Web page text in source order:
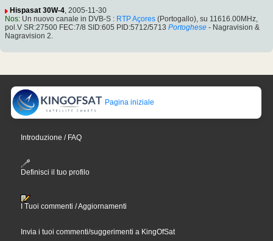
Hispasat 30W-4, 2005-11-30
Nos: Un nuovo canale in DVB-S : RTP Açores (Portogallo), su 11616.00MHz,
pol.V SR:27500 FEC:7/8 SID:605 PID:5712/5713 Portoghese - Nagravision &
Nagravision 2.
Pagina iniziale
Introduzione / FAQ
Definisci il tuo profilo
I Tuoi commenti / Aggiornamenti
Invia i tuoi commenti/suggerimenti a KingOfSat